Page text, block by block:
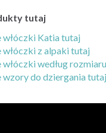
tutaj
Katia tutaj
z alpaki tutaj
według
do dziergania tutaj